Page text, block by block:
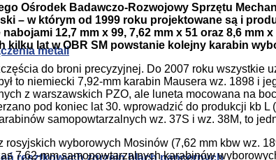
metali
resztkowych zgrzein blach pancernych
Ośrodek Badawczo-Rozwojowy Sprzętu
– w którym od 1999 roku projektowane są i
12,7 mm x 99, 7,62 mm x 51 oraz 8,6
kilku lat w OBR SM powstanie kolejny karabin
do broni precyzyjnej. Do 2007 roku wszystkie
to niemiecki 7,92-mm karabin Mausera wz. 1898 i
z warszawskich PZO, ale luneta mocowana na
pod koniec lat 30. wprowadzić do produkcji kb
samopowtarzalnych wz. 37S i wz. 38M, to
rosyjskich wyborowych Mosinów (7,62 mm kbw wz.
7,62-mm samopowtarzalnych karabinów